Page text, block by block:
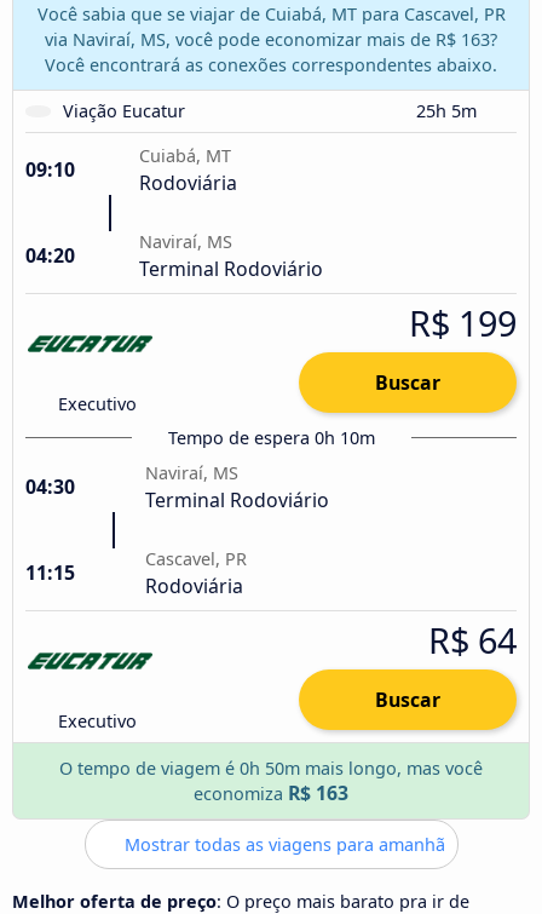
Você sabia que se viajar de Cuiabá, MT para Cascavel, PR
via Naviraí, MS, você pode economizar mais de R$ 163?
Você encontrará as conexões correspondentes abaixo.
Viação Eucatur
25h 5m
09:10
Cuiabá, MT
Rodoviária
04:20
Naviraí, MS
Terminal Rodoviário
Executivo
R$ 199
Buscar
Tempo de espera 0h 10m
04:30
Naviraí, MS
Terminal Rodoviário
11:15
Cascavel, PR
Rodoviária
Executivo
R$ 64
Buscar
O tempo de viagem é 0h 50m mais longo, mas você
economiza R$ 163
Mostrar todas as viagens para amanhã
Melhor oferta de preço: O preço mais barato pra ir de